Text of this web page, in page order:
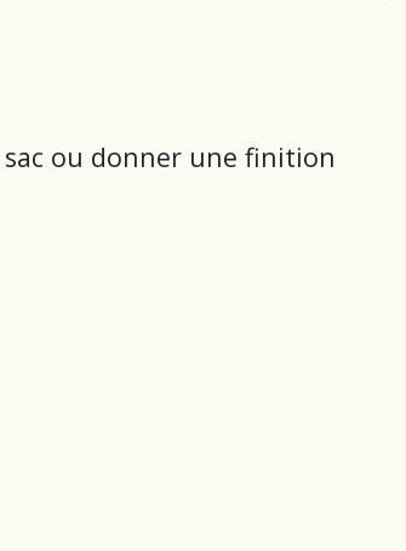
ou donner une finition